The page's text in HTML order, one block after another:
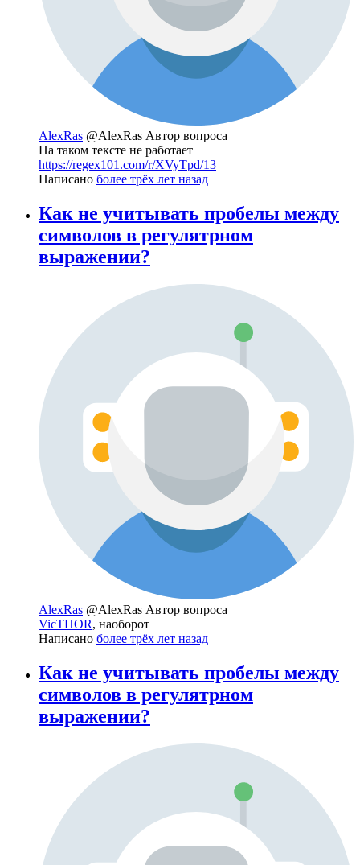
AlexRas @AlexRas Автор вопроса
На таком тексте не работает
https://regex101.com/r/XVyTpd/13
Написано более трёх лет назад
Как не учитывать пробелы между
символов в регулятрном
выражении?
AlexRas @AlexRas Автор вопроса
VicTHOR, наоборот
Написано более трёх лет назад
Как не учитывать пробелы между
символов в регулятрном
выражении?